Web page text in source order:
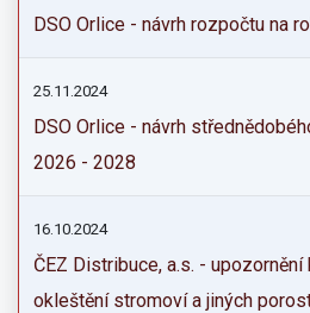
DSO Orlice - návrh rozpočtu na
25.11.2024
DSO Orlice - návrh
2026 - 2028
16.10.2024
ČEZ Distribuce, a.s. - upozornění
okleštění stromoví a jiných